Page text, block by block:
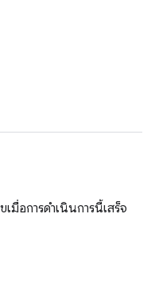
มื่อการดำเนินการนี้เสร็จ